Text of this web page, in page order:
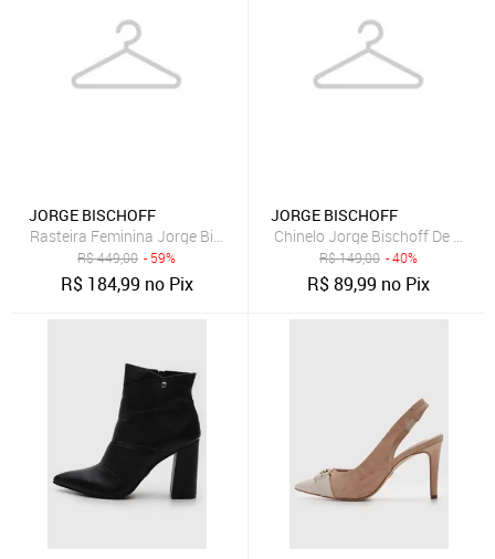
JORGE BISCHOFF
Rasteira Feminina Jorge Bischoff Casual Marrom
R$449,00 - 59%
R$ 184,99 no Pix
JORGE BISCHOFF
Chinelo Jorge Bischoff De
R$149,00 - 40%
R$89,99 no Pix